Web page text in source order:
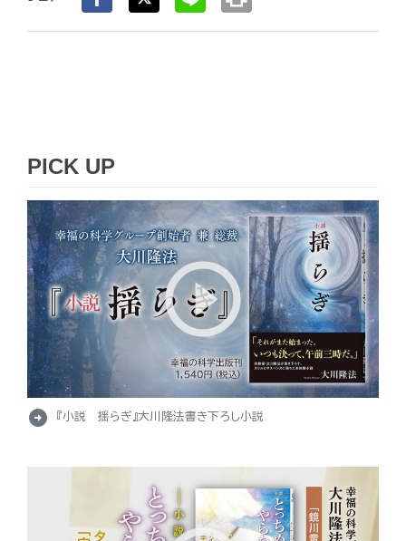
PICK UP
arrow_circle_right 『小説 揺らぎ』大川隆法書き下ろし小説